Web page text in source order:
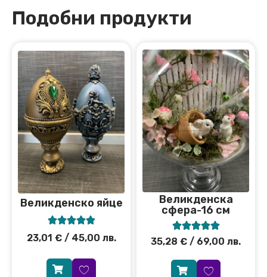
Подобни продукти
Великденско яйце

23,01 €/ 45,00 лв.
Великденска
сфера-16 см

35,28 € / 69,00 лв.